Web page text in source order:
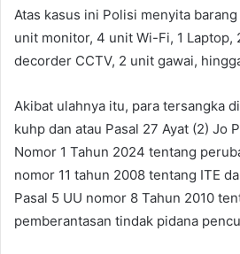
Atas kasus ini Polisi menyita
unit monitor, 4 unit Wi-Fi, 1 Laptop,
decorder CCTV, 2 unit gawai,
Akibat ulahnya itu, para tersangka
kuhp dan atau Pasal 27 Ayat (2) Jo
Nomor 1 Tahun 2024 tentang
nomor 11 tahun 2008 tentang ITE
Pasal 5 UU nomor 8 Tahun 2010
pemberantasan tindak pidana